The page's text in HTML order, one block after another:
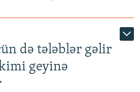
də tələblər gəlir
geyinə